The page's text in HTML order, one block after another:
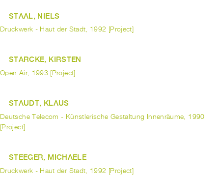
STAAL, NIELS
Druckwerk - Haut der Stadt, 1992 [Project]
STARCKE, KIRSTEN
Open Air, 1993 [Project]
STAUDT, KLAUS
Deutsche Telecom - Künstlerische Gestaltung Innenräume, 1990
[Project]
STEEGER, MICHAELE
Druckwerk - Haut der Stadt, 1992 [Project]